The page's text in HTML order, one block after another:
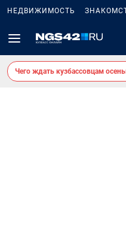
НЕДВИЖИМОСТЬ
Чего ждать кузбассовцам